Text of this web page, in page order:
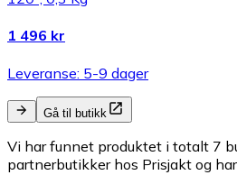
1 496 kr
Leveranse: 5-9 dager
Gå til butikk
Vi har funnet produktet i totalt 7
partnerbutikker hos Prisjakt og